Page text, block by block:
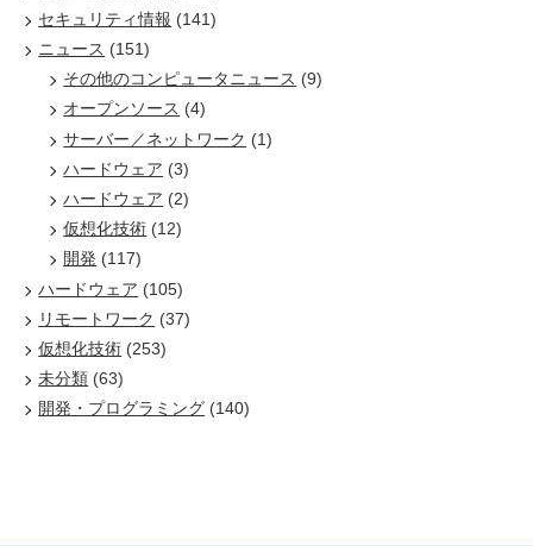
セキュリティ情報 (141)
ニュース (151)
その他のコンピュータニュース (9)
オープンソース (4)
サーバー／ネットワーク (1)
ハードウェア (3)
ハードウェア (2)
仮想化技術 (12)
開発 (117)
ハードウェア (105)
リモートワーク (37)
仮想化技術 (253)
未分類 (63)
開発・プログラミング (140)